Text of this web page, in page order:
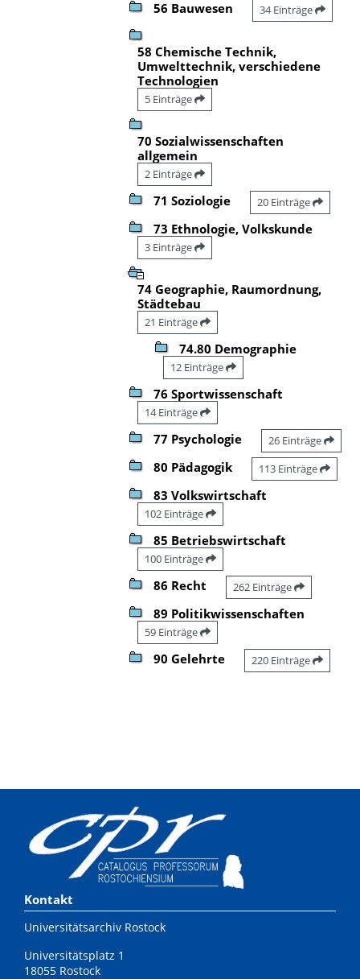
56 Bauwesen 34 Einträge
58 Chemische Technik,
Umwelttechnik, verschiedene
Technologien
5 Einträge
70 Sozialwissenschaften
allgemein
2 Einträge
71 Soziologie 20 Einträge
73 Ethnologie, Volkskunde
3 Einträge
74 Geographie, Raumordnung,
Städtebau
21 Einträge
74.80 Demographie
12 Einträge
76 Sportwissenschaft
14 Einträge
77 Psychologie 26 Einträge
80 Pädagogik 113 Einträge
83 Volkswirtschaft
102 Einträge
85 Betriebswirtschaft
100 Einträge
86 Recht 262 Einträge
89 Politikwissenschaften
59 Einträge
90 Gelehrte 220 Einträge
Kontakt
Universitätsarchiv Rostock
Universitätsplatz 1
18055 Rostock